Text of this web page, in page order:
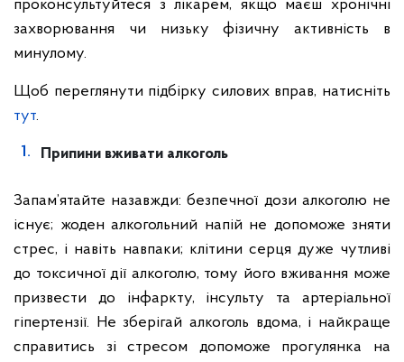
проконсультуйтеся з лікарем, якщо маєш хронічні
захворювання чи низьку фізичну активність в
минулому.
Щоб переглянути підбірку силових вправ, натисніть
тут.
Припини вживати алкоголь
Запам’ятайте назавжди: безпечної дози алкоголю не
існує; жоден алкогольний напій не допоможе зняти
стрес, і навіть навпаки; клітини серця дуже чутливі
до токсичної дії алкоголю, тому його вживання може
призвести до інфаркту, інсульту та артеріальної
гіпертензії. Не зберігай алкоголь вдома, і найкраще
справитись зі стресом допоможе прогулянка на